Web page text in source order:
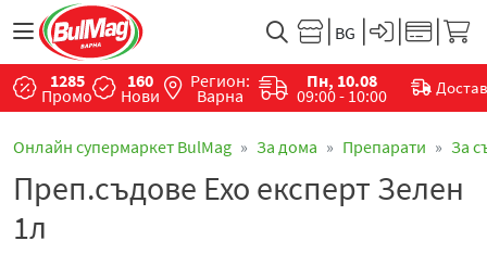
1285
Промо
160
Нови
Регион:
Варна
Пн, 10.08
09:00 - 10:00
Онлайн супермаркет BulMag За дома Препарати За
Преп.съдове Ехо експерт Зелен
1л